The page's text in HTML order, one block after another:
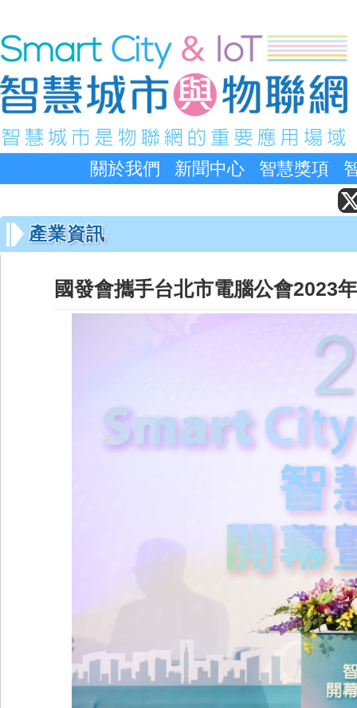
關於我們 新聞中心 智慧獎項
產業資訊
國發會攜手台北市電腦公會2023